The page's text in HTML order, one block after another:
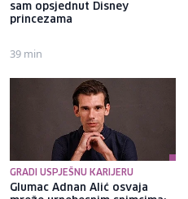
sam opsjednut Disney
princezama
39 min
GRADI USPJEŠNU KARIJERU
Glumac Adnan Alić osvaja